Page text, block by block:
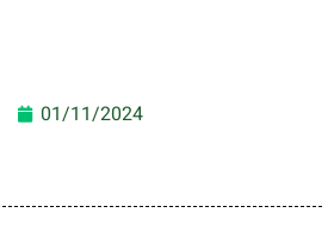
01/11/2024